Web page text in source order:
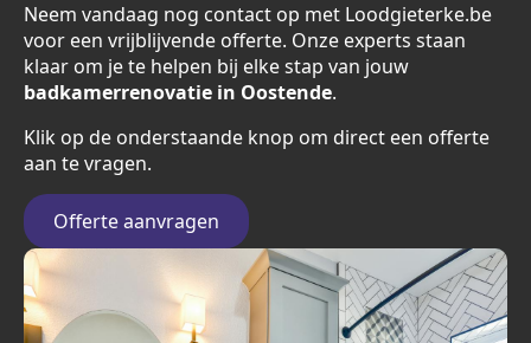
Neem vandaag nog contact op met Loodgieterke.be
voor een vrijblijvende offerte. Onze experts staan
klaar om je te helpen bij elke stap van jouw
badkamerrenovatie in Oostende.
Klik op de onderstaande knop om direct een offerte
aan te vragen.
Offerte aanvragen